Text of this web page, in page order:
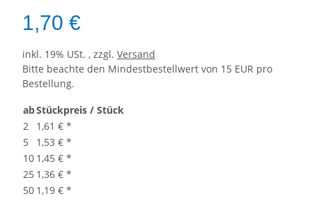
1,70 €
inkl. 19% USt. , zzgl. Versand
Bitte beachte den Mindestbestellwert von 15 EUR pro
Bestellung.
abStückpreis / Stück
2
1,61 € *
5
1,53 € *
10 1,45 € *
25 1,36 € *
50 1,19 € *